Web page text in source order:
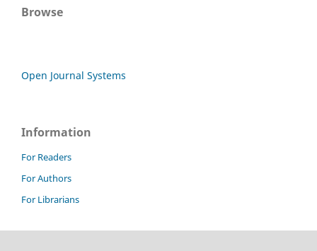
Browse
Open Journal Systems
Information
For Readers
For Authors
For Librarians